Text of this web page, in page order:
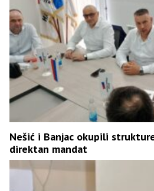
Nešić i Banjac okupili
direktan mandat